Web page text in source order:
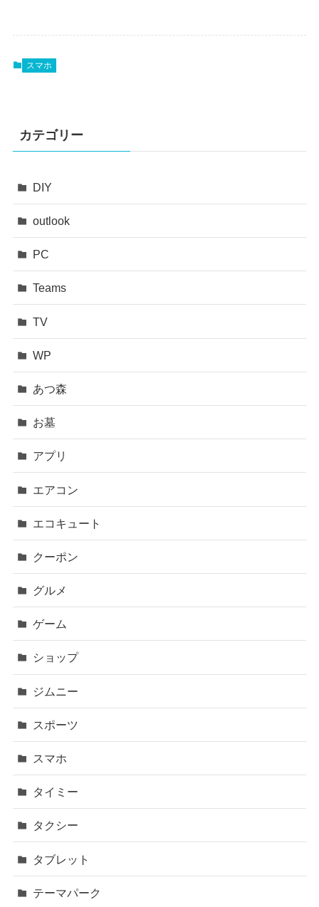
スマホ
カテゴリー
DIY
outlook
PC
Teams
TV
WP
あつ森
お墓
アプリ
エアコン
エコキュート
クーポン
グルメ
ゲーム
ショップ
ジムニー
スポーツ
スマホ
タイミー
タクシー
タブレット
テーマパーク